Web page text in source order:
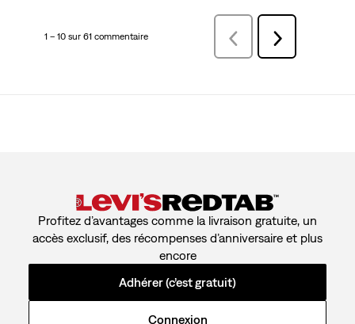
1 – 10 sur 61 commentaire Précédentcommentaire
Suivant
commentaire
Profitez d’avantages comme la livraison gratuite, un
accès exclusif, des récompenses d’anniversaire et plus
encore
Adhérer (c’est gratuit)
Connexion